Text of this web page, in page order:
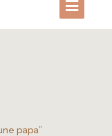
papa”